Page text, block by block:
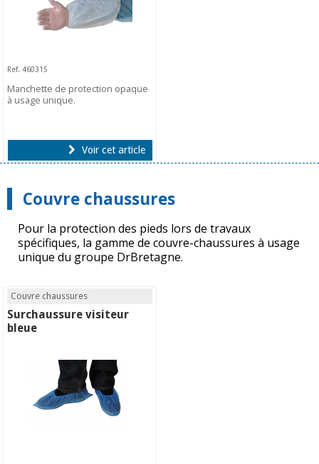
Ref. 460315
Manchette de protection opaque
à usage unique.
Voir cet article
Couvre chaussures
Pour la protection des pieds lors de travaux
spécifiques, la gamme de couvre-chaussures à usage
unique du groupe DrBretagne.
Couvre chaussures
Surchaussure visiteur
bleue